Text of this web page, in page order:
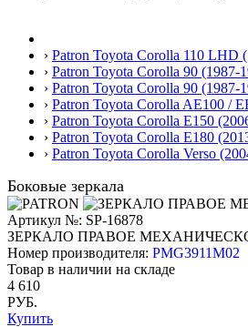
› Patron Toyota Corolla 110 LHD
› Patron Toyota Corolla 90
› Patron Toyota Corolla 90
› Patron Toyota Corolla AE100 /
› Patron Toyota Corolla E150
› Patron Toyota Corolla E180
› Patron Toyota Corolla Verso
Боковые зеркала
Артикул №: SP-16878
ЗЕРКАЛО ПРАВОЕ
Номер производителя: PMG3911M02
Товар в наличии на складе
4 610
РУБ.
Купить